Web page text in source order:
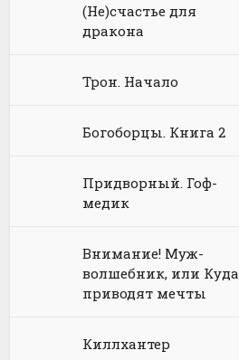
Юриспруденция, право
Попаданцы
Русское фэнтези
Юмористическое фэнтези
(Не)счастье для
дракона
Трон. Начало
Богоборцы. Книга 2
Придворный. Гоф-
медик
Внимание! Муж-
волшебник, или Куда
приводят мечты
Киллхантер